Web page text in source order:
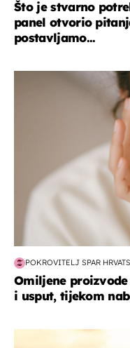
Što je stvarno
panel otvorio
postavljamo...
moda & ljepota
POKROVITELJ SPAR
Omiljene
i usput, tijekom